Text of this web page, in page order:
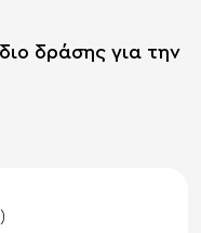
δράσης για την